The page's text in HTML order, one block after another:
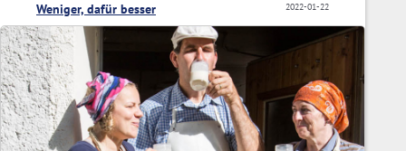
2022-01-22
Weniger, dafür besser